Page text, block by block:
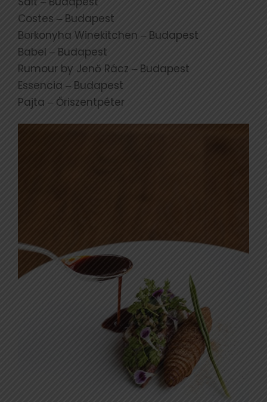
Costes ‒ Budapest
Borkonyha Winekitchen ‒ Budapest
Babel ‒ Budapest
Rumour by Jenő Rácz ‒ Budapest
Essencia ‒ Budapest
Pajta ‒ Őriszentpéter